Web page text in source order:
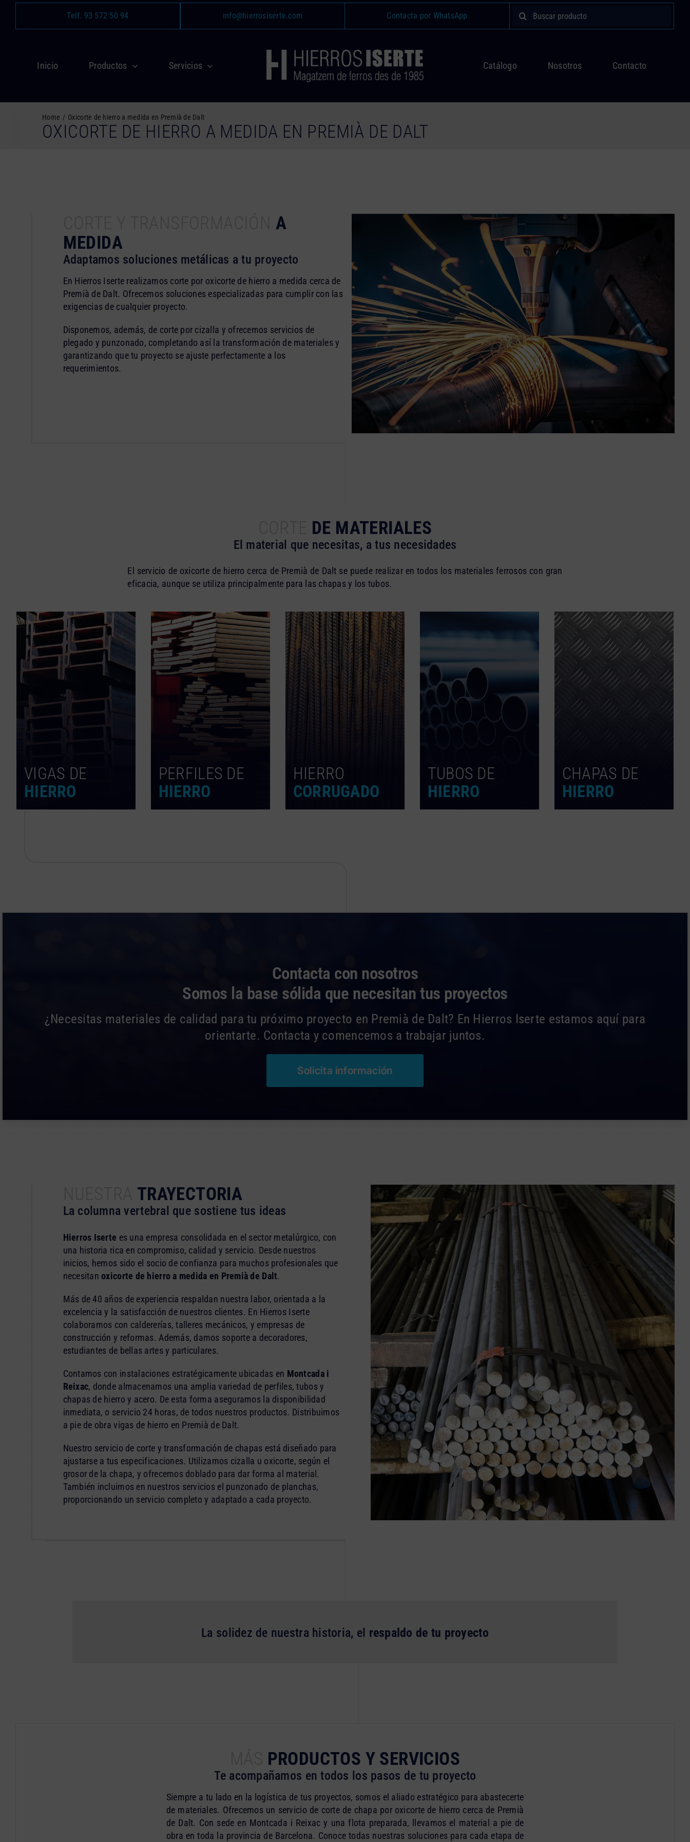
Saltar
contenido
Telf. 93 572 50 94 info@hierrosiserte.com Contacta por WhatsApp Buscar:
Inicio Productos Servicios Catálogo Nosotros Contacto
Home Oxicorte de hierro a medida en Premià de Dalt
OXICORTE DE HIERRO A MEDIDA EN PREMIÀ DE DALT
A
MEDIDA
Adaptamos soluciones metálicas a tu proyecto
En Hierros Iserte realizamos corte por oxicorte de hierro a medida cerca de
Premià de Dalt. Ofrecemos soluciones especializadas para cumplir con las
exigencias de cualquier proyecto.
Disponemos, además, de corte por cizalla y ofrecemos servicios de
plegado y punzonado, completando así la transformación de materiales y
garantizando que tu proyecto se ajuste perfectamente a los
requerimientos.
DE MATERIALES
El material que necesitas, a tus necesidades
El servicio de oxicorte de hierro cerca de Premià de Dalt se puede realizar en todos los materiales ferrosos con gran
eficacia, aunque se utiliza principalmente para las chapas y los tubos.
VIGAS DE
HIERRO
PERFILES DE
HIERRO
HIERRO
CORRUGADO
TUBOS DE
HIERRO
CHAPAS DE
HIERRO
Contacta con nosotros
Somos la base sólida que necesitan tus proyectos
¿Necesitas materiales de calidad para tu próximo proyecto en Premià de Dalt? En Hierros Iserte estamos aquí para
orientarte. Contacta y comencemos a trabajar juntos.
Solicita información
TRAYECTORIA
La columna vertebral que sostiene tus ideas
Hierros Iserte es una empresa consolidada en el sector metalúrgico, con
una historia rica en compromiso, calidad y servicio. Desde nuestros
inicios, hemos sido el socio de confianza para muchos profesionales que
necesitanoxicorte de hierro a medida en Premià de Dalt.
Más de 40 años de experiencia respaldan nuestra labor, orientada a la
excelencia y la satisfacción de nuestros clientes. En Hierros Iserte
colaboramos con caldererías, talleres mecánicos, y empresas de
construcción y reformas. Además, damos soporte a decoradores,
estudiantes de bellas artes y particulares.
Contamos con instalaciones estratégicamente ubicadas en Montcada i
Reixac, donde almacenamos una amplia variedad de perfiles, tubos y
chapas de hierro y acero. De esta forma aseguramos la disponibilidad
inmediata, o servicio 24 horas, de todos nuestros productos. Distribuimos
a pie de obra vigas de hierro en Premià de Dalt.
Nuestro servicio de corte y transformación de chapas está diseñado para
ajustarse a tus especificaciones. Utilizamos cizalla u oxicorte, según el
grosor de la chapa, y ofrecemos doblado para dar forma al material.
También incluimos en nuestros servicios el punzonado de planchas,
proporcionando un servicio completo y adaptado a cada proyecto.
La solidez de nuestra historia, el respaldo de tu proyecto
PRODUCTOS Y SERVICIOS
Te acompañamos en todos los pasos de tu proyecto
Siempre a tu lado en la logística de tus proyectos, somos el aliado estratégico para abastecerte
de materiales. Ofrecemos un servicio de corte de chapa por oxicorte de hierro cerca de Premià
de Dalt. Con sede en Montcada i Reixac y una flota preparada, llevamos el material a pie de
obra en toda la provincia de Barcelona. Conoce todas nuestras soluciones para cada etapa de